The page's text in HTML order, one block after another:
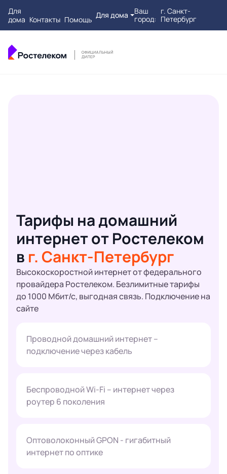
Для
дома Контакты Помощь Для дома
Ваш
город:
г. Санкт-
Петербург
Тарифы на домашний
интернет от Ростелеком
в г. Санкт-Петербург
Высокоскоростной интернет от федерального
провайдера Ростелеком. Безлимитные тарифы
до 1000 Мбит/с, выгодная связь. Подключение на
сайте
Проводной домашний интернет –
подключение через кабель
Беспроводной Wi-Fi – интернет через
роутер 6 поколения
Оптоволоконный GPON - гигабитный
интернет по оптике